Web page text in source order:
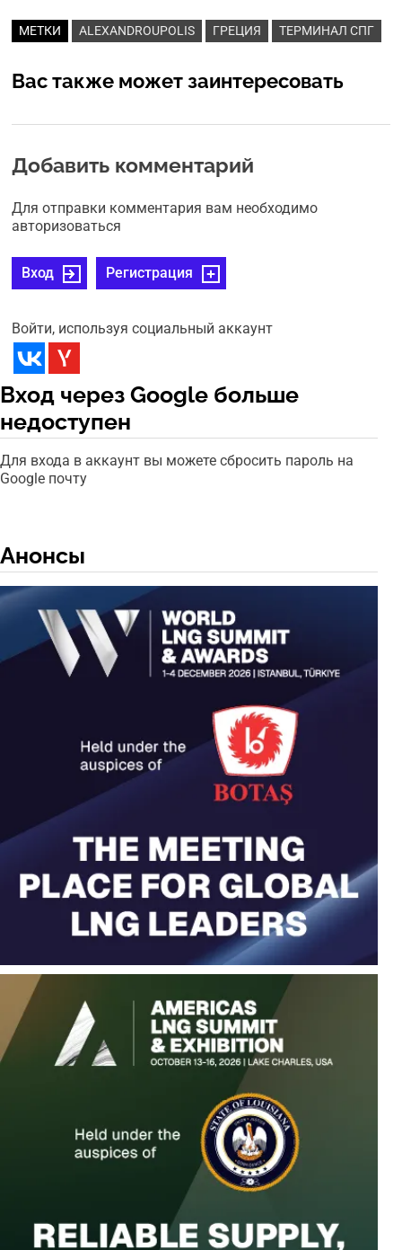
МЕТКИ ALEXANDROUPOLIS ГРЕЦИЯ ТЕРМИНАЛ СПГ
Вас также может заинтересовать
Добавить комментарий
Для отправки комментария вам необходимо
авторизоваться
Вход Регистрация
Войти, используя социальный аккаунт
Вход через Google больше
недоступен
Для входа в аккаунт вы можете сбросить пароль на
Google почту
Анонсы